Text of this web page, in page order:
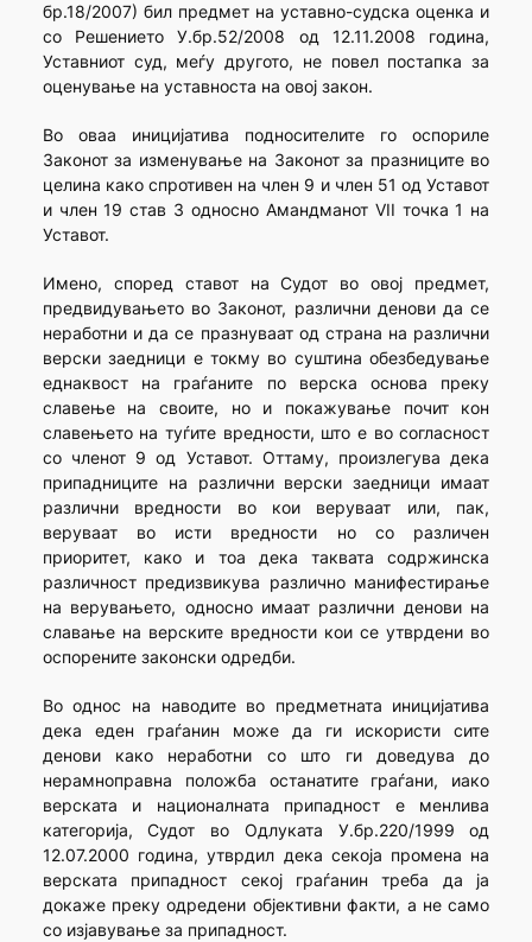
бр.18/2007) бил предмет на уставно-судска оценка и
со Решението У.бр.52/2008 од 12.11.2008 година,
Уставниот суд, меѓу другото, не повел постапка за
оценување на уставноста на овој закон.
Во оваа иницијатива подносителите го оспориле
Законот за изменување на Законот за празниците во
целина како спротивен на член 9 и член 51 од Уставот
и член 19 став 3 односно Амандманот VII точка 1 на
Уставот.
Имено, според ставот на Судот во овој предмет,
предвидувањето во Законот, различни денови да се
неработни и да се празнуваат од страна на различни
верски заедници е токму во суштина обезбедување
еднаквост на граѓаните по верска основа преку
славење на своите, но и покажување почит кон
славењето на туѓите вредности, што е во согласност
со членот 9 од Уставот. Оттаму, произлегува дека
припадниците на различни верски заедници имаат
различни вредности во кои веруваат или, пак,
веруваат во исти вредности но со различен
приоритет, како и тоа дека таквата содржинска
различност предизвикува различно манифестирање
на верувањето, односно имаат различни денови на
славање на верските вредности кои се утврдени во
оспорените законски одредби.
Во однос на наводите во предметната иницијатива
дека еден граѓанин може да ги искористи сите
денови како неработни со што ги доведува до
нерамноправна положба останатите граѓани, иако
верската и националната припадност е менлива
категорија, Судот во Одлуката У.бр.220/1999 од
12.07.2000 година, утврдил дека секоја промена на
верската припадност секој граѓанин треба да ја
докаже преку одредени објективни факти, а не само
со изјавување за припадност.